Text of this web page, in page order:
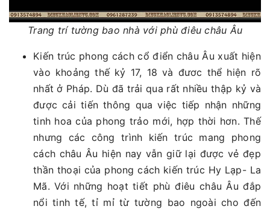
Trang trí tường bao nhà với phù điêu châu Âu
Kiến trúc phong cách cổ điển châu Âu xuất hiện
vào khoảng thế kỷ 17, 18 và đươc thể hiện rõ
nhất ở Pháp. Dù đã trải qua rất nhiều thập kỷ và
được cải tiến thông qua việc tiếp nhận những
tinh hoa của phong trảo mới, hợp thời hơn. Thế
nhưng các công trình kiến trúc mang phong
cách châu Âu hiện nay vẫn giữ lại được vẻ đẹp
thần thoại của phong cách kiến trúc Hy Lạp- La
Mã. Với những hoạt tiết phù điêu châu Âu đắp
nổi tinh tế, tỉ mỉ từ tường bao ngoài cho đến